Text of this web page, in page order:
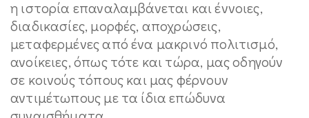
η ιστορία επαναλαμβάνεται και έννοιες,
διαδικασίες, μορφές, αποχρώσεις,
μεταφερμένες από ένα μακρινό πολιτισμό,
ανοίκειες, όπως τότε και τώρα, μας οδηγούν
σε κοινούς τόπους και μας φέρνουν
αντιμέτωπους με τα ίδια επώδυνα